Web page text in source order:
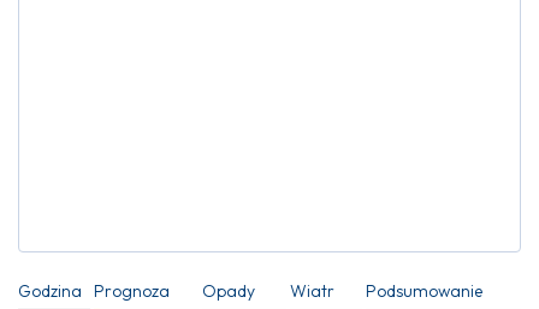
Godzina Prognoza Opady Wiatr Podsumowanie